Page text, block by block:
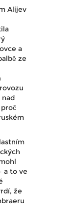
Alijev
a
ze
nad
a to ve
že